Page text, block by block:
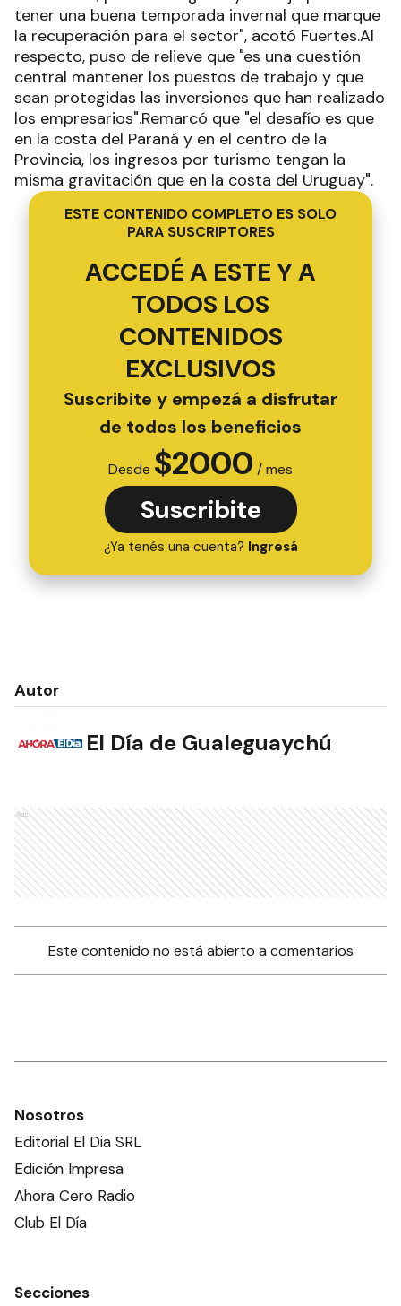
tener una buena temporada invernal que marque
la recuperación para el sector", acotó Fuertes.Al
respecto, puso de relieve que "es una cuestión
central mantener los puestos de trabajo y que
sean protegidas las inversiones que han realizado
los empresarios".Remarcó que "el desafío es que
en la costa del Paraná y en el centro de la
Provincia, los ingresos por turismo tengan la
misma gravitación que en la costa del Uruguay".
ESTE CONTENIDO COMPLETO ES SOLO
PARA SUSCRIPTORES
ACCEDÉ A ESTE Y A
TODOS LOS
CONTENIDOS
EXCLUSIVOS
Suscribite y empezá a disfrutar
de todos los beneficios
Desde $2000 / mes
Suscribite
¿Ya tenés una cuenta? Ingresá
Autor
El Día de Gualeguaychú
Ads
Este contenido no está abierto a comentarios
Nosotros
Editorial El Dia SRL
Edición Impresa
Ahora Cero Radio
Club El Día
Secciones